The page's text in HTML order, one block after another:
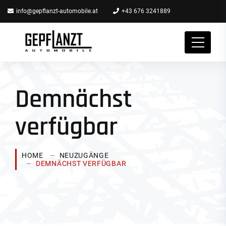
info@gepflanzt-automobile.at +43 676 3241889
Demnächst
verfügbar
HOME
NEUZUGÄNGE
DEMNÄCHST VERFÜGBAR